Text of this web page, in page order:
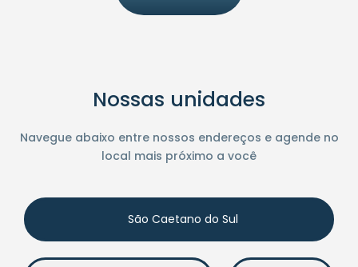
Nossas unidades
Navegue abaixo entre nossos endereços e agende no
local mais próximo a você
São Caetano do Sul